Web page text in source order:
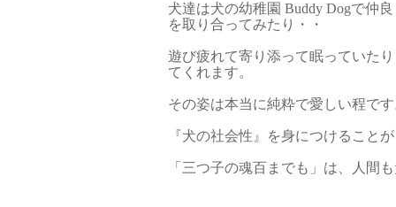
犬達は犬の幼稚園 Buddy Dogで仲
を取り合ってみたり・・
遊び疲れて寄り添って眠っていた
てくれます。
その姿は本当に純粋で愛しい程で
『犬の社会性』を身につけること
「三つ子の魂百までも」は、人間